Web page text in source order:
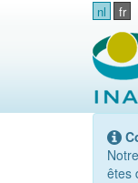
nl fr
êtes